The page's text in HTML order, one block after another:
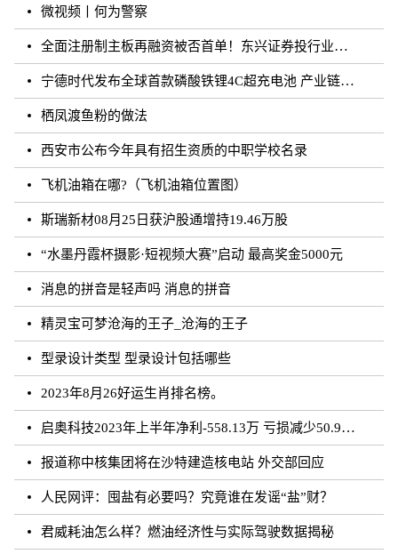
微视频丨何为警察
全面注册制主板再融资被否首单！东兴证券投行业务再遭打击
宁德时代发布全球首款磷酸铁锂4C超充电池 产业链上市公司相继规划和布局
栖凤渡鱼粉的做法
西安市公布今年具有招生资质的中职学校名录
飞机油箱在哪?（飞机油箱位置图）
斯瑞新材08月25日获沪股通增持19.46万股
“水墨丹霞杯摄影·短视频大赛”启动 最高奖金5000元
消息的拼音是轻声吗 消息的拼音
精灵宝可梦沧海的王子_沧海的王子
型录设计类型 型录设计包括哪些
2023年8月26好运生肖排名榜。
启奥科技2023年上半年净利-558.13万 亏损减少50.91%
报道称中核集团将在沙特建造核电站 外交部回应
人民网评：囤盐有必要吗？究竟谁在发谣“盐”财？
君威耗油怎么样？燃油经济性与实际驾驶数据揭秘